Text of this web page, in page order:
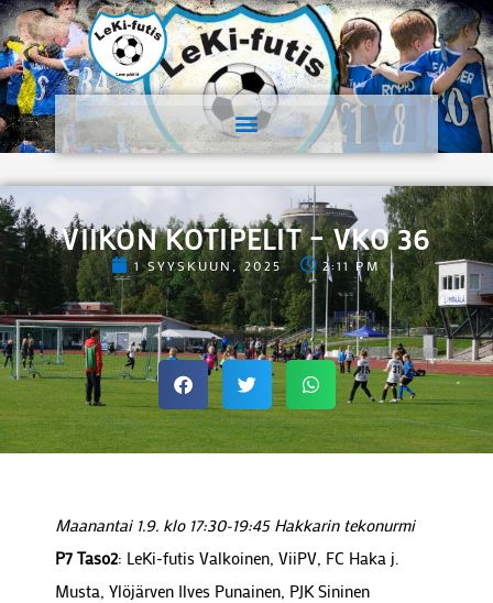
VIIKON KOTIPELIT – VKO 36
1 SYYSKUUN, 2025 2:11 PM
Maanantai 1.9. klo 17:30-19:45 Hakkarin tekonurmi
P7 Taso2: LeKi-futis Valkoinen, ViiPV, FC Haka j.
Musta, Ylöjärven Ilves Punainen, PJK Sininen